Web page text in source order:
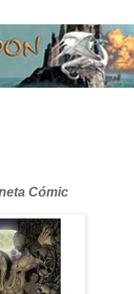
Cómic